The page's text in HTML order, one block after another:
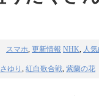
スマホ, 更新情報 NHK, 人
ゆり , 紅白歌合戦, 紫蘭の花